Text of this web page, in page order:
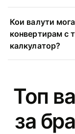
Кои валути
конвертирам с
калкулатор?
Топ
за